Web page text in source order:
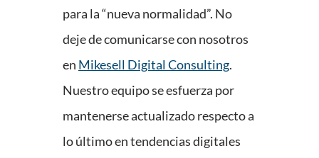
para la “nueva normalidad”. No
deje de comunicarse con nosotros
en Mikesell Digital Consulting.
Nuestro equipo se esfuerza por
mantenerse actualizado respecto a
lo último en tendencias digitales